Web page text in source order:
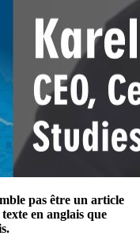
pas être un article
en anglais que